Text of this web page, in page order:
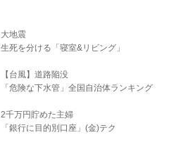
大地震
生死を分ける「寝室&リビング」
【台風】道路陥没
「危険な下水管」全国自治体ランキング
2千万円貯めた主婦
「銀行に目的別口座」(金)テク